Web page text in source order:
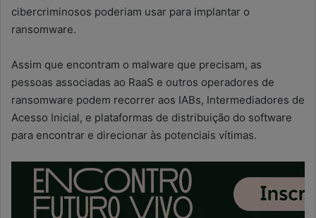
cibercriminosos poderiam usar para implantar o
ransomware.
Assim que encontram o malware que precisam, as
pessoas associadas ao RaaS e outros operadores de
ransomware podem recorrer aos IABs, Intermediadores de
Acesso Inicial, e plataformas de distribuição do software
para encontrar e direcionar às potenciais vítimas.